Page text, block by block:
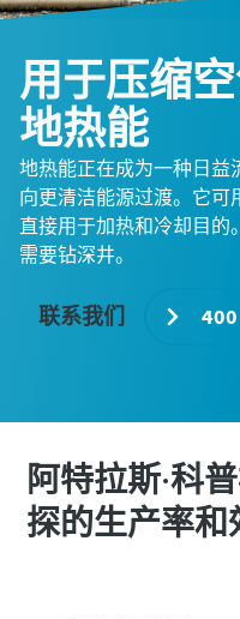
用于压缩
地热能
地热能正在成为一种日益
向更清洁能源过渡。它可
直接用于加热和冷却目的
需要钻深井。
联系我们
阿特拉斯·科
探的生产率和